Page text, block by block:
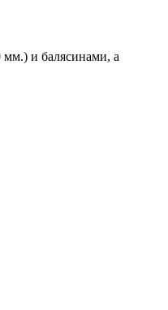
мм.) и балясинами, а